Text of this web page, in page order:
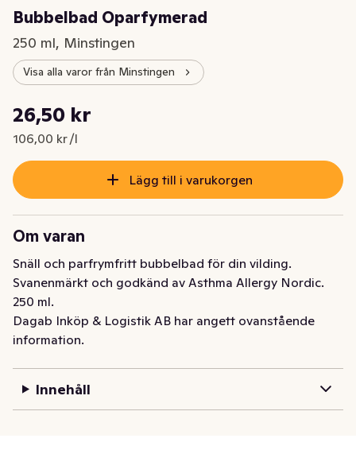
Bubbelbad Oparfymerad
250 ml, Minstingen
Visa alla varor från Minstingen
Nuvarande pris är: 26,50 kr
26,50 kr
106,00 kr /l
Styckpris: 106,00 kr /l
Lägg till i varukorgen
Om varan
Snäll och parfrymfritt bubbelbad för din vilding.
Svanenmärkt och godkänd av Asthma Allergy Nordic.
250 ml.
Dagab Inköp & Logistik AB har angett ovanstående
information.
Innehåll